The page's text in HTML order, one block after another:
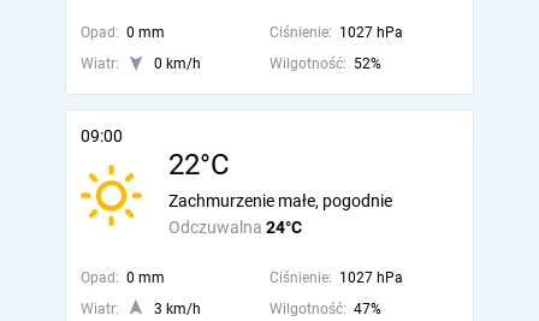
Opad: 0 mm Ciśnienie: 1027 hPa
Wiatr:
0 km/h Wilgotność: 52%
09:00
22°C
Odczuwalna 24°C
Zachmurzenie małe, pogodnie
Opad: 0 mm Ciśnienie: 1027 hPa
Wiatr:
3 km/h Wilgotność: 47%